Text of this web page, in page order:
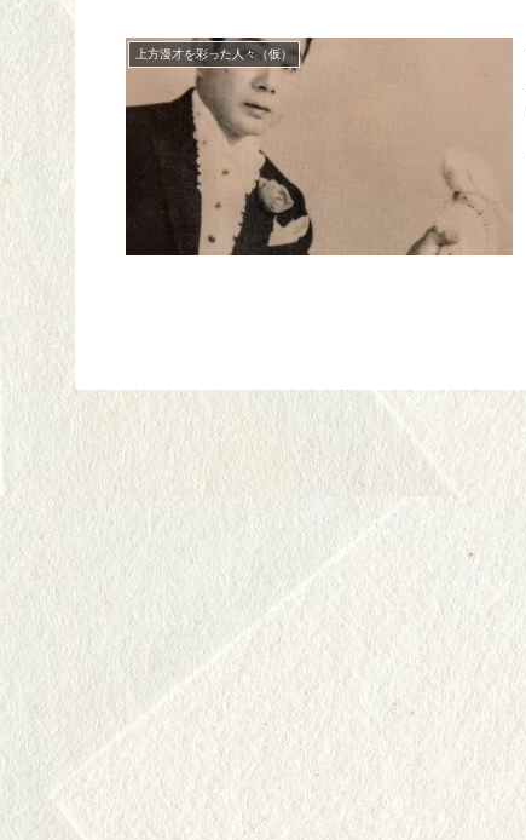
上方漫才を彩った人々（仮）